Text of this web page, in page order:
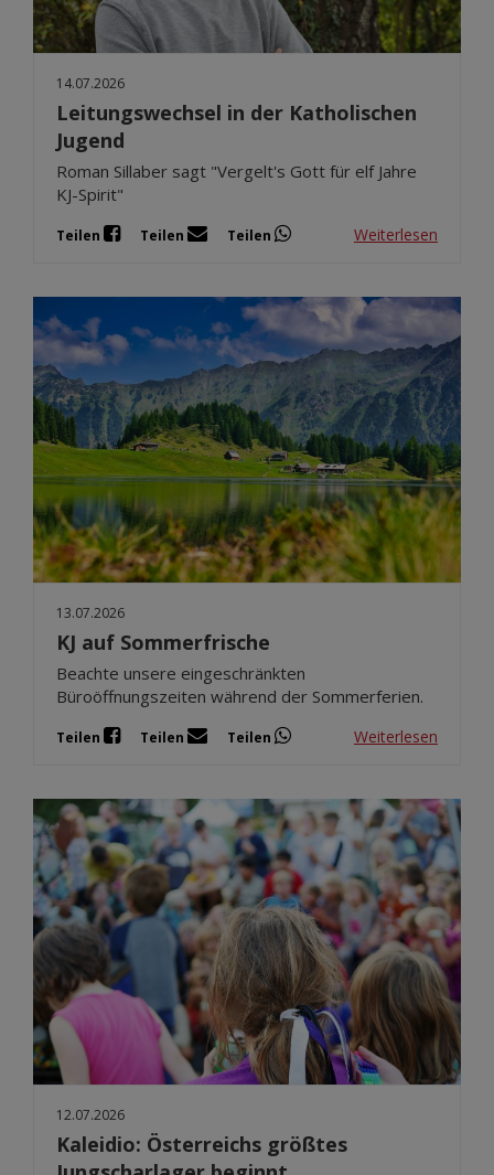
14.07.2026
Leitungswechsel in der Katholischen
Jugend
Roman Sillaber sagt "Vergelt's Gott für elf Jahre
KJ-Spirit"
Teilen Teilen Teilen Weiterlesen
13.07.2026
KJ auf Sommerfrische
Beachte unsere eingeschränkten
Büroöffnungszeiten während der Sommerferien.
Teilen Teilen Teilen Weiterlesen
12.07.2026
Kaleidio: Österreichs größtes